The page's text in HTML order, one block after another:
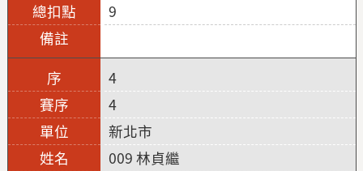
9
4
4
新北市
009 林貞繼